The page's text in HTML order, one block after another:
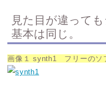
見た目が違って
基本は同じ。
画像１ synth1 フリーのソ